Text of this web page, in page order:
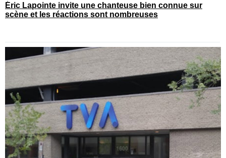
Éric Lapointe invite une chanteuse bien connue sur
scène et les réactions sont nombreuses